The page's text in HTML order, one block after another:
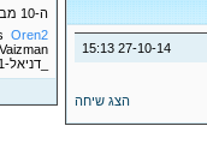
27-10-14
15:13
הצג שיחה
ה-10 מבקר(ים) האחרונ(ים) לדף זה היו:
Oren2
Vaizman
_דניאל-1_